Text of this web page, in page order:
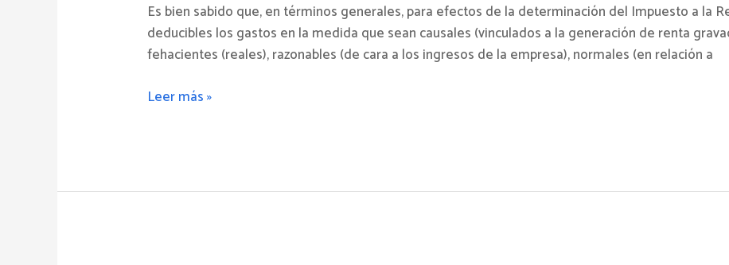
Es bien sabido que, en términos generales, para efectos de la determinación del Impuesto a la
deducibles los gastos en la medida que sean causales (vinculados a la generación de renta
fehacientes (reales), razonables (de cara a los ingresos de la empresa), normales (en relación a
para
que
proceda
deducción
Leer más »